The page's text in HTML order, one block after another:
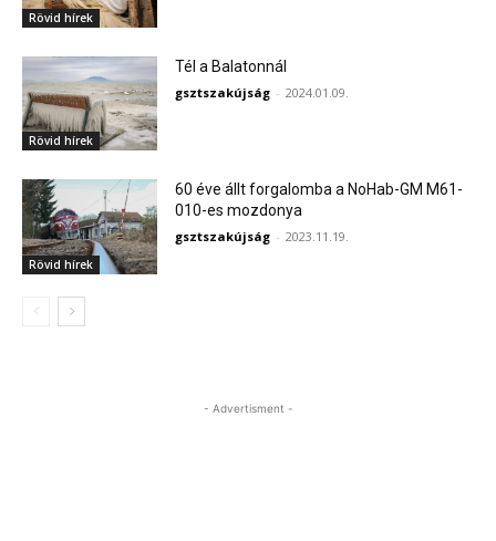
Rövid hírek
Rövid hírek
Tél a Balatonnál
gsztszakújság - 2024.01.09.
Rövid hírek
60 éve állt forgalomba a NoHab-GM M61-
010-es mozdonya
gsztszakújság - 2023.11.19.
- Advertisment -